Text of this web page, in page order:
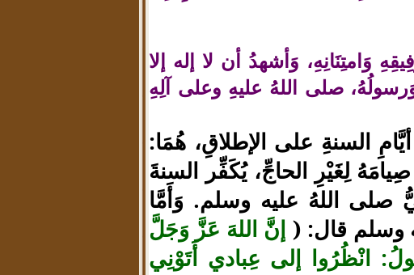
وَامتِنَانِهِ، وَأشهدُ أن لا إله إلا
صلى اللهُ عليهِ وعلى آلِهِ
السنةِ على الإطلاقِ، هُمَا:
لِغَيْرِ الحاجِّ، يُكَفِّر السنةَ
صلى اللهُ عليه وسلم. وَأَمَّا
وسلم قال: ( إنَّ اللهَ عَزَّ وَجَلَّ
انْظُرُوا إلى عِبادي أَتَوْنِي